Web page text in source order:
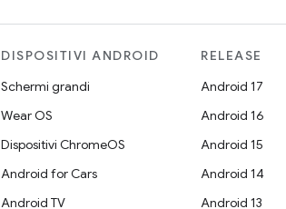
DISPOSITIVI ANDROID
Schermi grandi
Wear OS
Dispositivi ChromeOS
Android for Cars
Android TV
RELEASE
Android 17
Android 16
Android 15
Android 14
Android 13